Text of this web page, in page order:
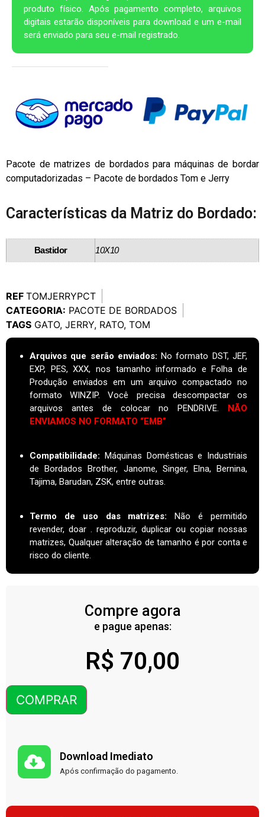
produto físico. Após pagamento completo, arquivos
digitais estarão disponíveis para download e um e-mail
será enviado para seu e-mail registrado.
Pacote de matrizes de bordados para máquinas de bordar
computadorizadas – Pacote de bordados Tom e Jerry
Características da Matriz do Bordado:
Bastidor 10X10
REF TOMJERRYPCT
CATEGORIA: PACOTE DE BORDADOS
TAGS GATO, JERRY, RATO, TOM
Arquivos que serão enviados: No formato DST, JEF,
EXP, PES, XXX, nos tamanho informado e Folha de
Produção enviados em um arquivo compactado no
formato WINZIP. Você precisa descompactar os
arquivos antes de colocar no PENDRIVE. NÃO
ENVIAMOS NO FORMATO “EMB”
Compatibilidade: Máquinas Domésticas e Industriais
de Bordados Brother, Janome, Singer, Elna, Bernina,
Tajima, Barudan, ZSK, entre outras.
Termo de uso das matrizes:
Não é permitido
revender, doar . reproduzir, duplicar ou copiar nossas
matrizes, Qualquer alteração de tamanho é por conta e
risco do cliente.
Compre agora
e pague apenas:
R$ 70,00
COMPRAR
Download Imediato
Após confirmação do pagamento.